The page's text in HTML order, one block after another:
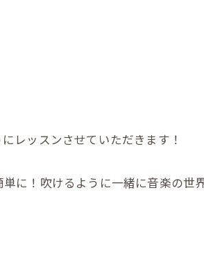
レッスンさせていただきます！
に！吹けるように一緒に音楽の世